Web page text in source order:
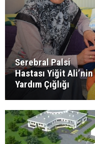
Serebral Palsi
Hastası Yiğit Ali’nin
Yardım Çığlığı